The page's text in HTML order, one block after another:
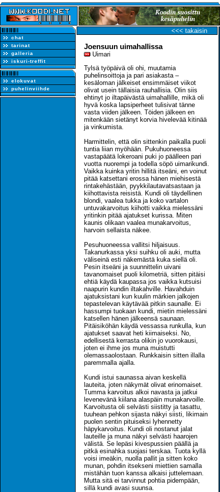
chat
tarinat
galleria
iskuri-treffit
elokuvat
puhelinviihde
<<< takaisin
Joensuun uimahallissa
Uimari
Tylsä työpäivä oli ohi, muutamia
puhelinsoittoja ja pari asiakasta –
kesäloman jälkeiset ensimmäiset viikot
olivat usein tällaisia rauhallisia. Olin siis
ehtinyt jo iltapäivästä uimahallille, mikä oli
hyvä koska lapsiperheet tulisivat tänne
vasta viiden jälkeen. Töiden jälkeen en
mitenkään sietänyt korvia hivelevää kitinää
ja vinkumista.
Harmittelin, että olin sittenkin paikalla puoli
tuntia liian myöhään. Pukuhuoneessa
vastapäätä lokeroani puki jo päälleen pari
vuotta nuorempi ja todella söpö uimarikundi.
Vaikka kuinka yritin hillitä itseäni, en voinut
pitää katsettani erossa hänen miehisestä
rintakehästään, pyykkilautavatsastaan ja
kiihottavista reisistä. Kundi oli täydellinen
blondi, vaalea tukka ja koko vartalon
untuvakarvoitus kiihotti vaikka mielessäni
yritinkin pitää ajatukset kurissa. Miten
kaunis olikaan vaalea munakarvoitus,
harvoin sellaista näkee.
Pesuhuoneessa vallitsi hiljaisuus.
Takanurkassa yksi suihku oli auki, mutta
väliseinä esti näkemästä kuka siellä oli.
Pesin itseäni ja suunnittelin uivani
tavanomaiset puoli kilometriä, sitten pitäisi
ehtiä käydä kaupassa jos vaikka kutsuisi
naapurin kundin iltakahville. Havahduin
ajatuksistani kun kuulin märkien jalkojen
tepastelevan käytävää pitkin saunalle. Ei
hassumpi tuokaan kundi, mietin mielessäni
katsellen hänen jälkeensä saunaan.
Pitäisiköhän käydä vessassa runkulla, kun
ajatukset saavat heti kiimaiseksi. No,
edellisestä kerrasta olikin jo vuorokausi,
joten ei ihme jos muna muistutti
olemassaolostaan. Runkkaisin sitten illalla
paremmalla ajalla.
Kundi istui saunassa aivan keskellä
lauteita, joten näkymät olivat erinomaiset.
Tumma karvoitus alkoi navasta ja jatkui
levenevänä kiilana alaspäin munakarvoille.
Karvoitusta oli selvästi siistitty ja tasattu,
tuuhean pehkon sijasta näkyi siisti, likimain
puolen sentin pituiseksi lyhennetty
häpykarvoitus. Kundi oli nostanut jalat
lauteille ja muna näkyi selvästi haarojen
välistä. Se lepäsi kivespussien päällä ja
pitkä esinahka suojasi terskaa. Tuota kyllä
voisi imeäkin, nuolla pallit ja sitten koko
munan, pohdin itsekseni miettien samalla
mistähän tuon kanssa alkaisi juttelemaan.
Mutta sitä ei tarvinnut pohtia pidempään,
sillä kundi avasi suunsa.